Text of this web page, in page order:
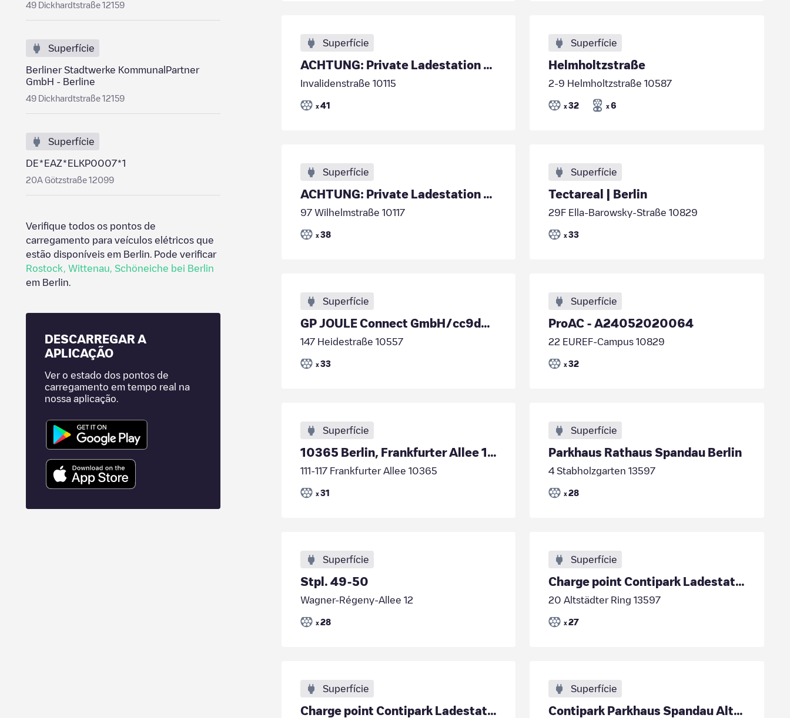
49 Dickhardtstraße 12159
Superfície
Berliner Stadtwerke KommunalPartner
GmbH - Berline
49 Dickhardtstraße 12159
Superfície
DE*EAZ*ELKP0007*1
20A Götzstraße 12099
Verifique todos os pontos de
carregamento para veículos elétricos que
estão disponíveis em Berlin . Pode verificar
Rostock
Wittenau
Schöneiche bei Berlin
em Berlin
DESCARREGAR A
APLICAÇÃO
Ver o estado dos pontos de
carregamento em tempo real na
nossa aplicação.
Superfície
ACHTUNG: Private Ladestation - kein öffentliches Laden!
Invalidenstraße 10115
x 41
Superfície
Helmholtzstraße
2-9 Helmholtzstraße 10587
x 32 x 6
Superfície
ACHTUNG: Private Ladestation - kein öffentliches Laden!
97 Wilhelmstraße 10117
x 38
Superfície
Tectareal | Berlin
29F Ella-Barowsky-Straße 10829
x 33
Superfície
GP JOULE Connect GmbH/cc9d9e5f-4bec-4059-b6ac-2b0f0e535362
147 Heidestraße 10557
x 33
Superfície
ProAC - A24052020064
22 EUREF-Campus 10829
x 32
Superfície
10365 Berlin, Frankfurter Allee 113-117 (ECE)
111-117 Frankfurter Allee 10365
x 31
Superfície
Parkhaus Rathaus Spandau Berlin
4 Stabholzgarten 13597
x 28
Superfície
Stpl. 49-50
Wagner-Régeny-Allee 12
x 28
Superfície
Charge point Contipark Ladestation
20 Altstädter Ring 13597
x 27
Superfície
Charge point Contipark Ladestation
Superfície
Contipark Parkhaus Spandau Altstädter Ring